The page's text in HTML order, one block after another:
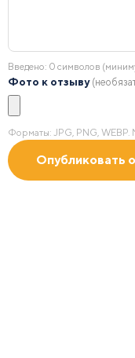
Введено: 0 символов
Фото к отзыву
Форматы: JPG, PNG, WEBP.